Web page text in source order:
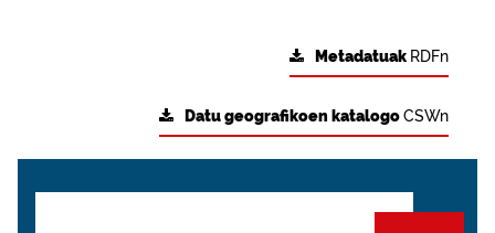
Metadatuak RDFn
Datu geografikoen katalogoCSWn